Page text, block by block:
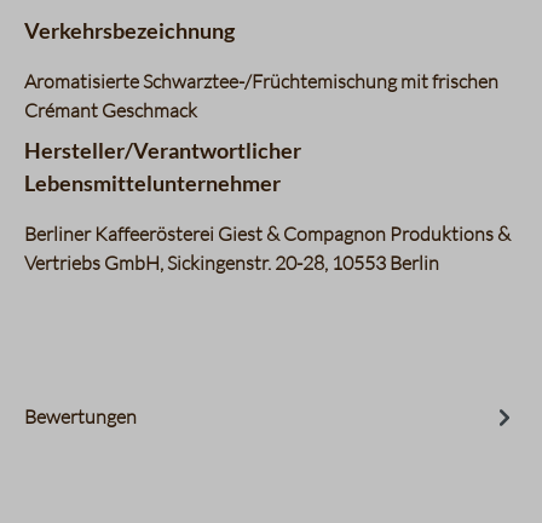
Verkehrsbezeichnung
Aromatisierte Schwarztee-/Früchtemischung mit frischen
Crémant Geschmack
Hersteller/Verantwortlicher
Lebensmittelunternehmer
Berliner Kaffeerösterei Giest & Compagnon Produktions &
Vertriebs GmbH, Sickingenstr. 20-28, 10553 Berlin
Bewertungen